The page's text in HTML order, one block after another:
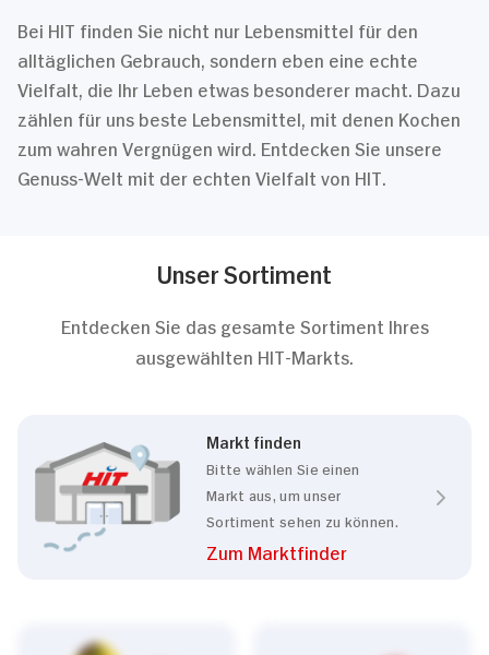
Bei HIT finden Sie nicht nur Lebensmittel für den
alltäglichen Gebrauch, sondern eben eine echte
Vielfalt, die Ihr Leben etwas besonderer macht. Dazu
zählen für uns beste Lebensmittel, mit denen Kochen
zum wahren Vergnügen wird. Entdecken Sie unsere
Genuss-Welt mit der echten Vielfalt von HIT.
Unser Sortiment
Entdecken Sie das gesamte Sortiment Ihres
ausgewählten HIT-Markts.
Markt finden
Bitte wählen Sie einen
Markt aus, um unser
Sortiment sehen zu können.
Zum Marktfinder